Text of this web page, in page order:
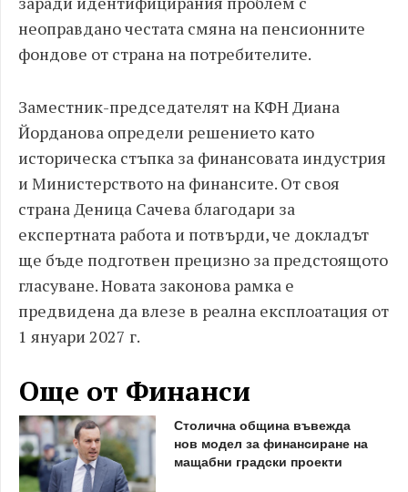
неоправдано честата смяна на пенсионните
фондове от страна на потребителите.
Заместник-председателят на КФН Диана
Йорданова определи решението като
историческа стъпка за финансовата индустрия
и Министерството на финансите. От своя
страна Деница Сачева благодари за
експертната работа и потвърди, че докладът
ще бъде подготвен прецизно за предстоящото
гласуване. Новата законова рамка е
предвидена да влезе в реална експлоатация от
1 януари 2027 г.
Още от Финанси
Столична община въвежда
нов модел за финансиране на
мащабни градски проекти